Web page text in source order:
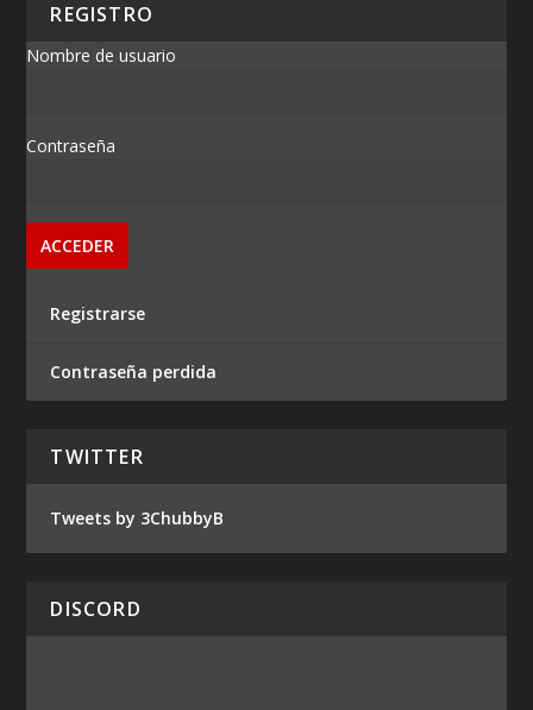
REGISTRO
Nombre de usuario
Contraseña
Registrarse
Contraseña perdida
TWITTER
Tweets by 3ChubbyB
DISCORD